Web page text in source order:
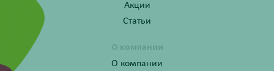
Акции
Статьи
О компании
О компании